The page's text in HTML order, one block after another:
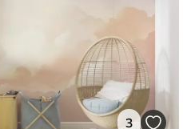
3